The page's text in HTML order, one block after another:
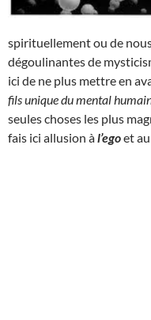
spirituellement ou de
dégoulinantes de
ici de ne plus mettre en
fils unique du mental
seules choses les plus
fais ici allusion àl’egoet au